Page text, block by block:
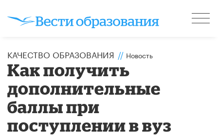
КАЧЕСТВО ОБРАЗОВАНИЯ // Новость
Как получить
дополнительные
баллы при
поступлении в вуз